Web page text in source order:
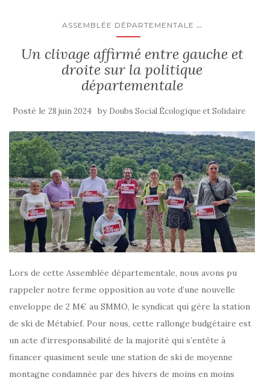
ASSEMBLÉE DÉPARTEMENTALE ...
Un clivage affirmé entre gauche et
droite sur la politique
départementale
Posté le 28 juin 2024 by Doubs Social Écologique et Solidaire
Lors de cette Assemblée départementale, nous avons pu
rappeler notre ferme opposition au vote d’une nouvelle
enveloppe de 2 M€ au SMMO, le syndicat qui gère la station
de ski de Métabief. Pour nous, cette rallonge budgétaire est
un acte d’irresponsabilité de la majorité qui s’entête à
financer quasiment seule une station de ski de moyenne
montagne condamnée par des hivers de moins en moins